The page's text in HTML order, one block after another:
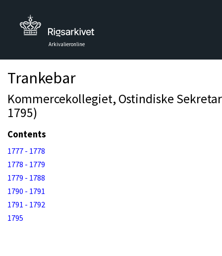
Arkivalieronline
Trankebar
Kommercekollegiet, Ostindiske
1795)
Contents
1777 - 1778
1778 - 1779
1779 - 1788
1790 - 1791
1791 - 1792
1795